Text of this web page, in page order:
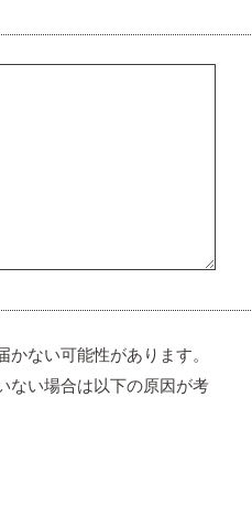
ない可能性があります。
ない場合は以下の原因が考